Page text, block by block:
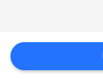
PLAN
DU